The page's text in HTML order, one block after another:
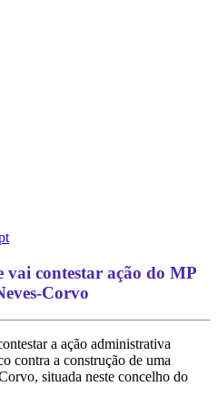
vai contestar ação do MP
Corvo
a ação administrativa
contra a construção de uma
situada neste concelho do